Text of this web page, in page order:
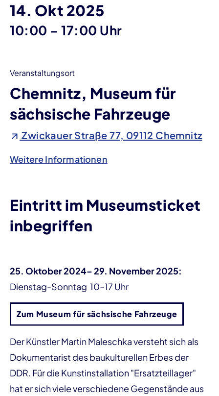
14. Okt 2025
10:00 – bis
17:00 Uhr
Veranstaltungsort
Chemnitz, Museum für
sächsische Fahrzeuge
Zwickauer Straße 77, 09112 Chemnitz
Weitere Informationen
Eintritt im Museumsticket
inbegriffen
25. Oktober 2024– 29. November 2025:
Dienstag-Sonntag 10–17 Uhr
Zum Museum für sächsische Fahrzeuge
Der Künstler Martin Maleschka versteht sich als
Dokumentarist des baukulturellen Erbes der
DDR. Für die Kunstinstallation "Ersatzteillager"
hat er sich viele verschiedene Gegenstände aus